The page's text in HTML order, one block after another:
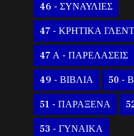
46 - ΣΥΝΑΥΛΙΕΣ
47 - ΚΡΗΤΙΚΑ
47 Α - ΠΑΡΕΛΑΣΕΙΣ
49 - ΒΙΒΛΙΑ 50 -
51 - ΠΑΡΑΞΕΝΑ
53 - ΓΥΝΑΙΚΑ